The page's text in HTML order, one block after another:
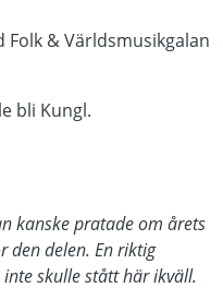
& Världsmusikgalan
bli Kungl.
kanske pratade om årets
den delen. En riktig
skulle stått här ikväll.